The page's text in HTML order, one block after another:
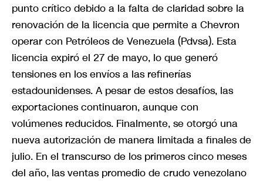
punto crítico debido a la falta de claridad sobre la
renovación de la licencia que permite a Chevron
operar con Petróleos de Venezuela (Pdvsa). Esta
licencia expiró el 27 de mayo, lo que generó
tensiones en los envíos a las refinerías
estadounidenses. A pesar de estos desafíos, las
exportaciones continuaron, aunque con
volúmenes reducidos. Finalmente, se otorgó una
nueva autorización de manera limitada a finales de
julio. En el transcurso de los primeros cinco meses
del año, las ventas promedio de crudo venezolano